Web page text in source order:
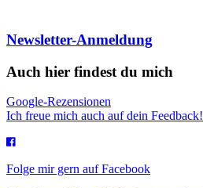
Newsletter-Anmeldung
Auch hier findest du mich
Google-Rezensionen
Ich freue mich auch auf dein Feedback!
Folge mir gern auf Facebook